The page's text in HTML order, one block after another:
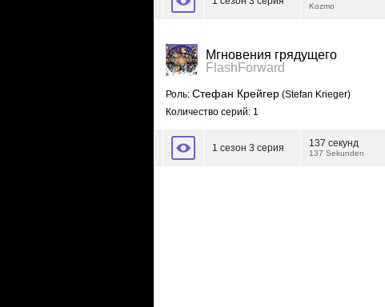
Kozmo
Мгновения грядущего
FlashForward
Роль: Стефан Крейгер (Stefan Krieger)
Количество серий: 1
1 сезон 3 серия 137 секунд
137 Sekunden